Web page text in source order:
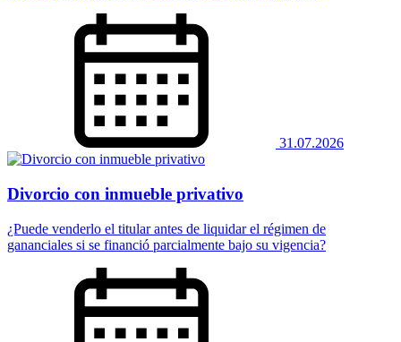
31.07.2026
Divorcio con inmueble privativo
¿Puede venderlo el titular antes de liquidar el régimen de
gananciales si se financió parcialmente bajo su vigencia?